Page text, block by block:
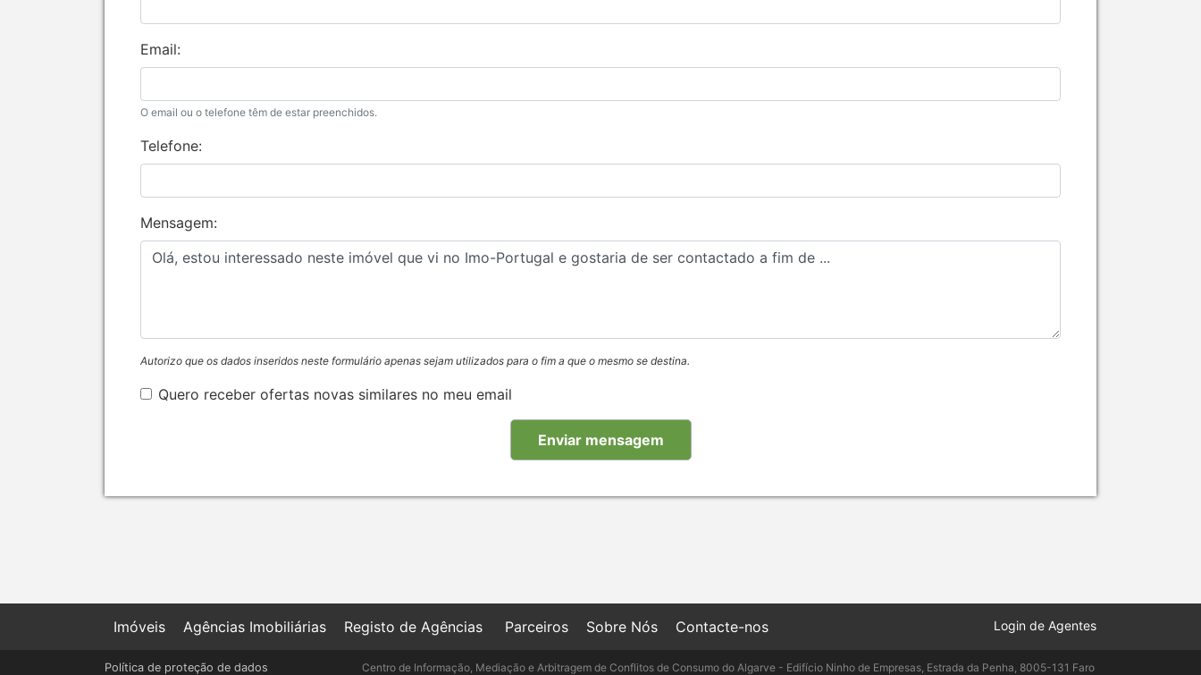
Email:
O email ou o telefone têm de estar preenchidos.
Telefone:
Mensagem:
Autorizo que os dados inseridos neste formulário apenas sejam utilizados para o fim a que o mesmo se destina.
Quero receber ofertas novas similares no meu email
Imóveis Agências Imobiliárias Registo de Agências Parceiros Sobre Nós Contacte-nos Login de Agentes
Política de proteção de dados Centro de Informação, Mediação e Arbitragem de Conflitos de Consumo do Algarve - Edifício Ninho de Empresas, Estrada da Penha, 8005-131 Faro